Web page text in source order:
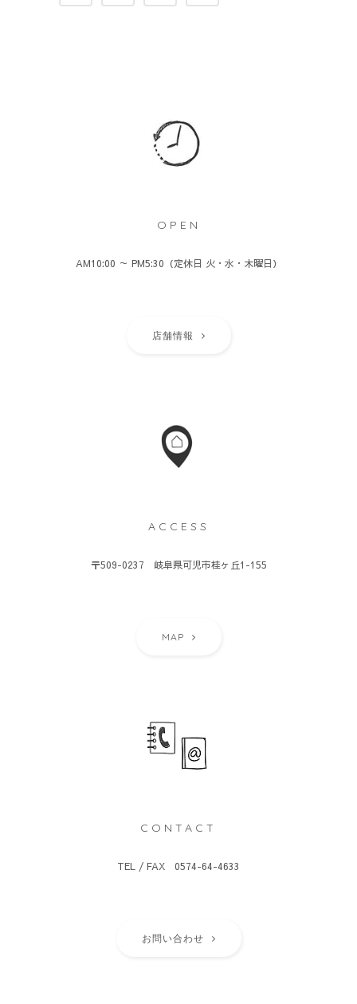
OPEN
AM10:00 ～ PM5:30（定休日 火・水・木曜日）
店舗情報
ACCESS
〒509-0237 岐阜県可児市桂ヶ丘1-155
MAP
CONTACT
TEL / FAX 0574-64-4633
お問い合わせ